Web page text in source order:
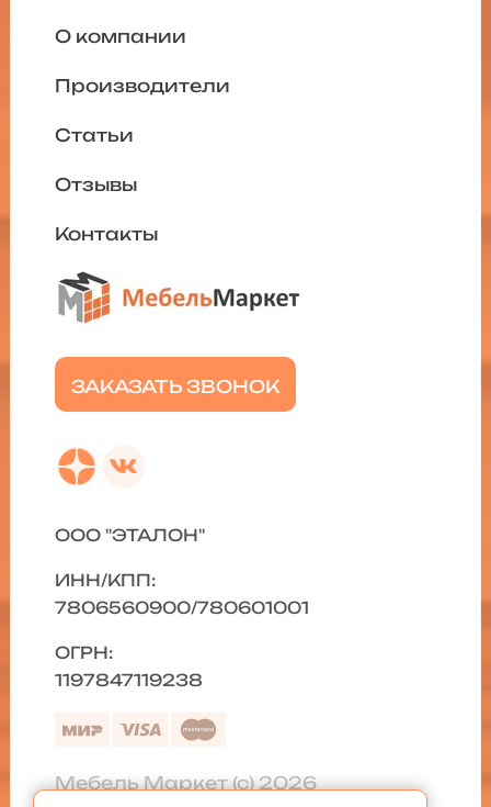
ЗАКАЗАТЬ ЗВОНОК
О компании
Производители
Статьи
Отзывы
Контакты
ООО "ЭТАЛОН"
ИНН/КПП:
7806560900/780601001
ОГРН:
1197847119238
Мебель Маркет (с) 2026